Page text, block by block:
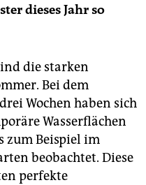
dieses Jahr so
die starken
Bei dem
Wochen haben sich
Wasserflächen
zum Beispiel im
beobachtet. Diese
perfekte